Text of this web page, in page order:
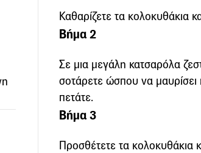
Καθαρίζετε τα κολοκυθάκια
Βήμα 2
Σε μια μεγάλη κατσαρόλα
σοτάρετε ώσπου να
πετάτε.
Βήμα 3
Προσθέτετε τα κολοκυθάκια